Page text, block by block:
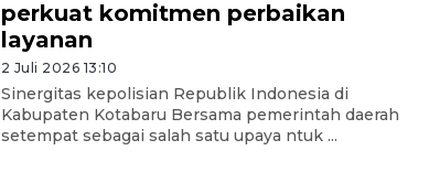
perkuat komitmen perbaikan
layanan
2 Juli 2026 13:10
Sinergitas kepolisian Republik Indonesia di
Kabupaten Kotabaru Bersama pemerintah daerah
setempat sebagai salah satu upaya ntuk ...
Ketua DPRD Syahrial hadiri
pembukaan Turnamen Sepak